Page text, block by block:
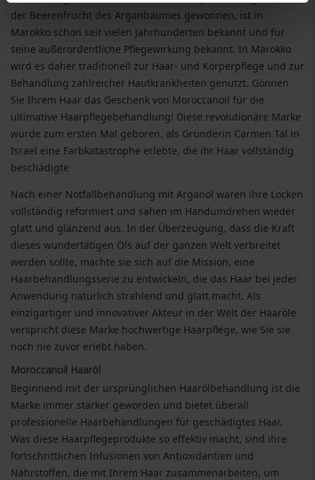
der Beerenfrucht des Arganbaumes gewonnen, ist in
Marokko schon seit vielen Jahrhunderten bekannt und für
seine außerordentliche Pflegewirkung bekannt. In Marokko
wird es daher traditionell zur Haar- und Körperpflege und zur
Behandlung zahlreicher Hautkrankheiten genutzt. Gönnen
Sie Ihrem Haar das Geschenk von Moroccanoil für die
ultimative Haarpflegebehandlung! Diese revolutionäre Marke
wurde zum ersten Mal geboren, als Gründerin Carmen Tal in
Israel eine Farbkatastrophe erlebte, die ihr Haar vollständig
beschädigte
Nach einer Notfallbehandlung mit Arganöl waren ihre Locken
vollständig reformiert und sahen im Handumdrehen wieder
glatt und glänzend aus. In der Überzeugung, dass die Kraft
dieses wundertätigen Öls auf der ganzen Welt verbreitet
werden sollte, machte sie sich auf die Mission, eine
Haarbehandlungsserie zu entwickeln, die das Haar bei jeder
Anwendung natürlich strahlend und glatt macht. Als
einzigartiger und innovativer Akteur in der Welt der Haaröle
verspricht diese Marke hochwertige Haarpflege, wie Sie sie
noch nie zuvor erlebt haben.
Moroccanoil Haaröl
Beginnend mit der ursprünglichen Haarölbehandlung ist die
Marke immer stärker geworden und bietet überall
professionelle Haarbehandlungen für geschädigtes Haar.
Was diese Haarpflegeprodukte so effektiv macht, sind ihre
fortschrittlichen Infusionen von Antioxidantien und
Nährstoffen, die mit Ihrem Haar zusammenarbeiten, um